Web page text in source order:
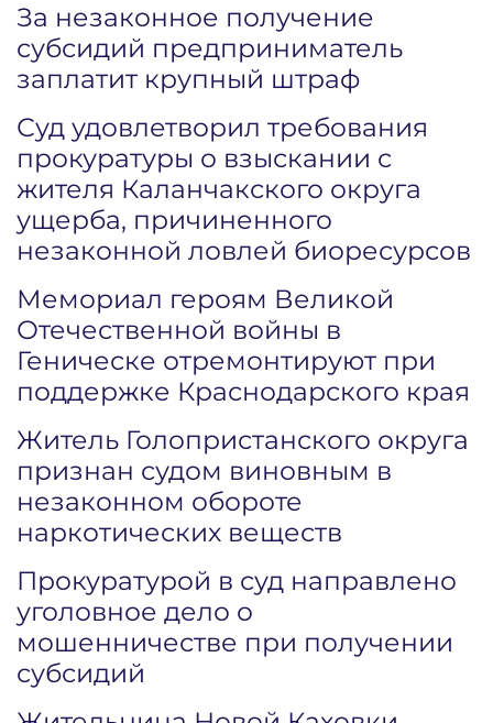
За незаконное получение
субсидий предприниматель
заплатит крупный штраф
Суд удовлетворил требования
прокуратуры о взыскании с
жителя Каланчакского округа
ущерба, причиненного
незаконной ловлей биоресурсов
Мемориал героям Великой
Отечественной войны в
Геническе отремонтируют при
поддержке Краснодарского края
Житель Голопристанского округа
признан судом виновным в
незаконном обороте
наркотических веществ
Прокуратурой в суд направлено
уголовное дело о
мошенничестве при получении
субсидий